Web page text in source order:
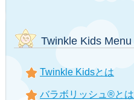
Twinkle Kids Menu
Twinkle Kidsとは
バラボリッシュ®とは